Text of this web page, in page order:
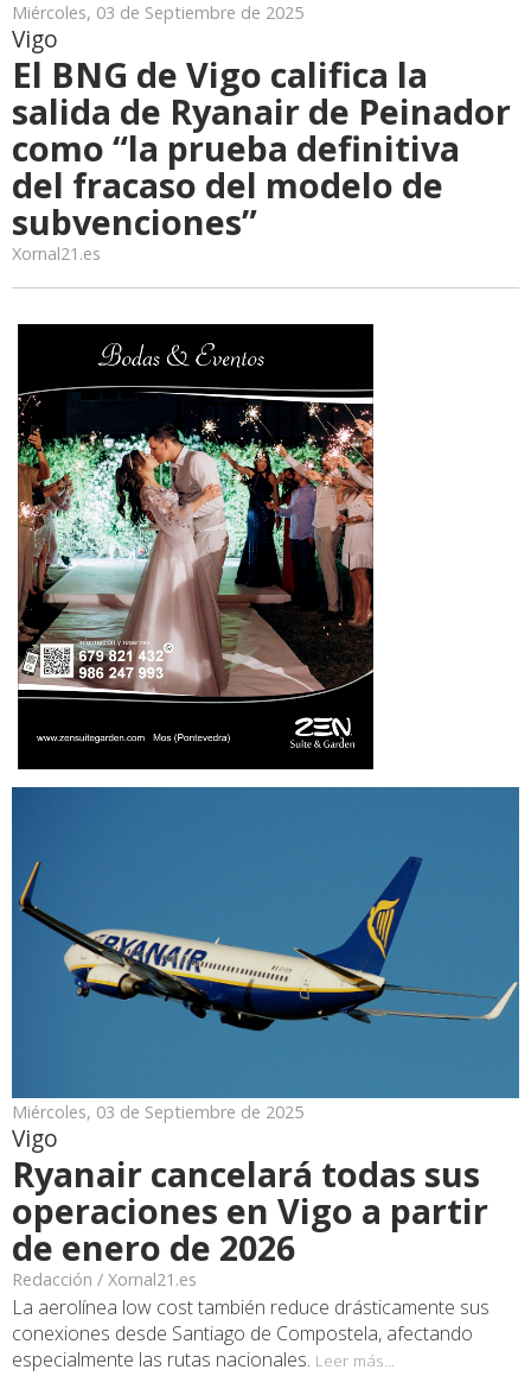
Miércoles, 03 de Septiembre de 2025
Vigo
El BNG de Vigo califica la
salida de Ryanair de Peinador
como “la prueba definitiva
del fracaso del modelo de
subvenciones”
Xornal21.es
Miércoles, 03 de Septiembre de 2025
Vigo
Ryanair cancelará todas sus
operaciones en Vigo a partir
de enero de 2026
Redacción / Xornal21.es
La aerolínea low cost también reduce drásticamente sus
conexiones desde Santiago de Compostela, afectando
especialmente las rutas nacionales. Leer más...